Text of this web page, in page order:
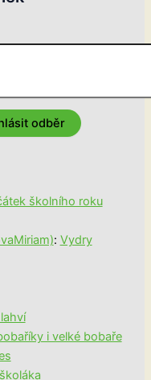
školního roku
: Vydry
i velké bobaře